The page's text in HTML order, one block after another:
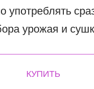
употреблять
урожая и
КУПИТЬ